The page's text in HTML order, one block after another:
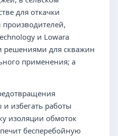
для откачки
и Lowara
решениями для скважин
применения; а
избегать работы
изоляции обмоток
бесперебойную